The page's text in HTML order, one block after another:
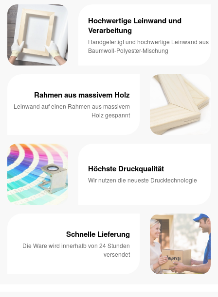
Hochwertige Leinwand und
Verarbeitung
Handgefertigt und hochwertige Leinwand aus
Baumwoll-Polyester-Mischung
Rahmen aus massivem Holz
Leinwand auf einen Rahmen aus massivem
Holz gespannt
Höchste Druckqualität
Wir nutzen die neueste Drucktechnologie
Schnelle Lieferung
Die Ware wird innerhalb von 24 Stunden
versendet